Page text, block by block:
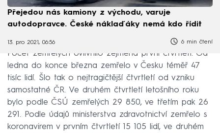
Přejedou nás kamiony z východu, varuje
autodopravce. České náklaďáky nemá kdo řídit
13. pro 2021, 06:56 6 min čtení
Počet zemřelých ovlivnilo zejména první čtvrtletí. Od
ledna do konce března zemřelo v Česku téměř 47
tisíc lidí. Šlo tak o nejtragičtější čtvrtletí od vzniku
samostatné ČR. Ve druhém čtvrtletí letošního roku
bylo podle ČSÚ zemřelých 29 850, ve třetím pak 26
291. Podle údajů ministerstva zdravotnictví zemřelo s
koronavirem v prvním čtvrtletí 15 105 lidí, ve druhém